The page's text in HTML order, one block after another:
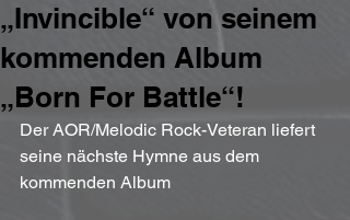
„Invincible“ von seinem
kommenden Album
„Born For Battle“!
Der AOR/Melodic Rock-Veteran liefert
seine nächste Hymne aus dem
kommenden Album